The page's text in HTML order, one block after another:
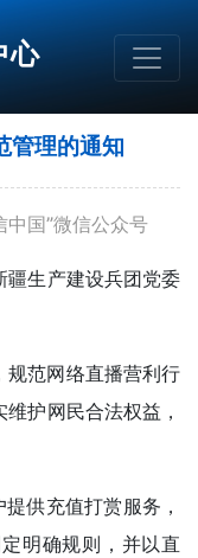
心
管理的通知
中国”微信公众号
疆生产建设兵团党委
规范网络直播营利行
护网民合法权益，
供充值打赏服务，
明确规则，并以直